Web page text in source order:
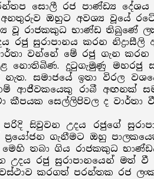
සොලී රජ පාණ්ඩ්‍ය
ඔහුට අවශ්‍ය වූයේ
වූ රාජකකුධ භාණ්ඩ තිබුණේ
රජු සුරාපානය කරන
වන්නේ මේ රජු ගැන
නොතිබිණ. දුටුගැමුණු
නැත. සමාජයේ ඉතා විරල
ආජීවකයෙකු රාබී අඟනක්
කීපයක සෙල්ලිපිවල ද වාර්තා
සිවුවන උදය රජුගේ
ප්‍රයෝජන ගැනීමට ඔහු
මෙහි තබා ගිය රාජකකුධ
උදය රජු සුරාපානයෙන් මත්
කරගත් පරන්තක රජ